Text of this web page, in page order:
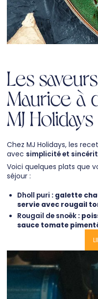
Les
Maurice à
MJ Holidays
Chez MJ Holidays, les
avec simplicité et
Voici quelques plats que
séjour :
Dholl puri : galette
servie avec rougail
Rougail de snoëk:
sauce tomate
: nouilles
légumes croquants et
maison.
Salade de gâteaux
croustillants mariés
coriandre.